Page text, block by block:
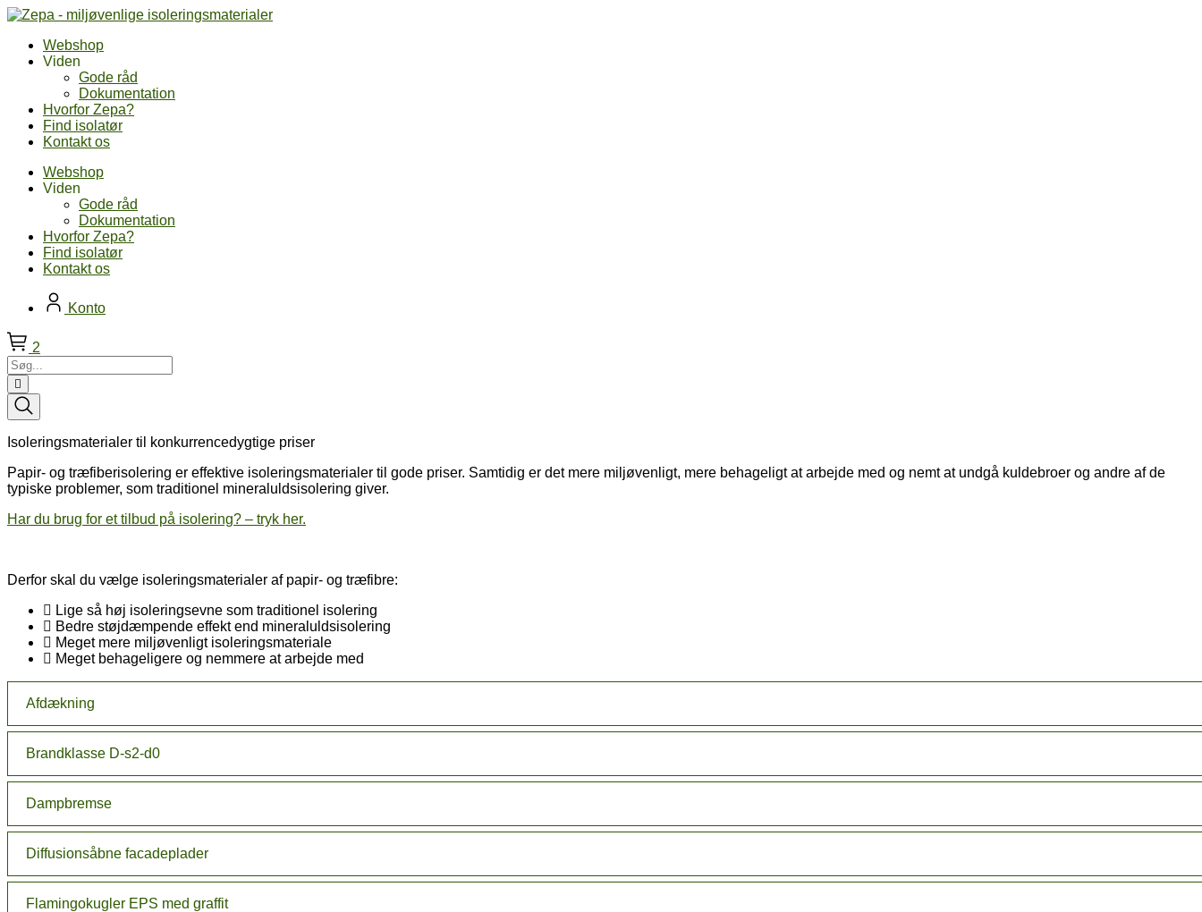
Skip
contentWebshop
Viden
Gode råd
Dokumentation
Hvorfor Zepa?
Find isolatør
Kontakt os
Webshop
Viden
Gode råd
Dokumentation
Hvorfor Zepa?
Find isolatør
Kontakt os
Konto
2
Søg...
Isoleringsmaterialer til konkurrencedygtige priser
Papir- og træfiberisolering er effektive isoleringsmaterialer til gode priser. Samtidig er det mere miljøvenligt, mere behageligt at arbejde med og nemt at undgå kuldebroer og andre af de
typiske problemer, som traditionel mineraluldsisolering giver.
Har du brug for et tilbud på isolering? – tryk her.
Derfor skal du vælge isoleringsmaterialer af papir- og træfibre:
Lige så høj isoleringsevne som traditionel isolering
Bedre støjdæmpende effekt end mineraluldsisolering
Meget mere miljøvenligt isoleringsmateriale
Meget behageligere og nemmere at arbejde med
Afdækning
Brandklasse D-s2-d0
Dampbremse
Diffusionsåbne facadeplader
Flamingokugler EPS med graffit